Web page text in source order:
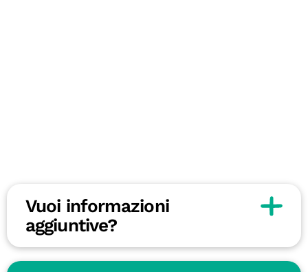
Vuoi informazioni
aggiuntive?